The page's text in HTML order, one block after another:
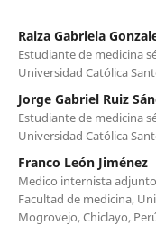
Raiza Gabriela
Estudiante de medicina
Universidad Católica
Jorge Gabriel Ruiz
Estudiante de medicina
Universidad Católica
Franco León Jiménez
Medico internista
Facultad de medicina,
Mogrovejo, Chiclayo,